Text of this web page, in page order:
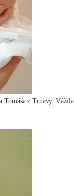
Tomáša z Trnavy. Vážila